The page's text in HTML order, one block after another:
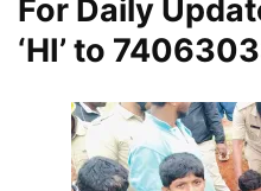
For Daily
‘HI’ to